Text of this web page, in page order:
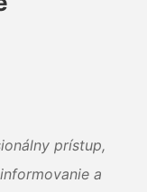
prístup,
a